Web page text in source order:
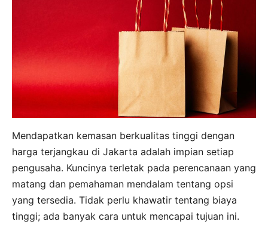
Mendapatkan kemasan berkualitas tinggi dengan
harga terjangkau di Jakarta adalah impian setiap
pengusaha. Kuncinya terletak pada perencanaan yang
matang dan pemahaman mendalam tentang opsi
yang tersedia. Tidak perlu khawatir tentang biaya
tinggi; ada banyak cara untuk mencapai tujuan ini.